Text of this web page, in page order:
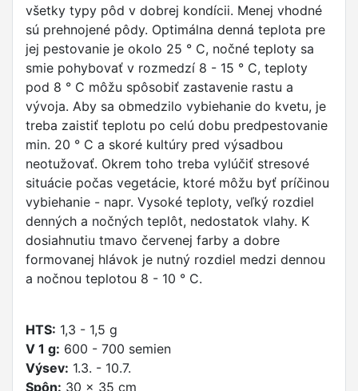
všetky typy pôd v dobrej kondícii. Menej vhodné
sú prehnojené pôdy. Optimálna denná teplota pre
jej pestovanie je okolo 25 ° C, nočné teploty sa
smie pohybovať v rozmedzí 8 - 15 ° C, teploty
pod 8 ° C môžu spôsobiť zastavenie rastu a
vývoja. Aby sa obmedzilo vybiehanie do kvetu, je
treba zaistiť teplotu po celú dobu predpestovanie
min. 20 ° C a skoré kultúry pred výsadbou
neotužovať. Okrem toho treba vylúčiť stresové
situácie počas vegetácie, ktoré môžu byť príčinou
vybiehanie - napr. Vysoké teploty, veľký rozdiel
denných a nočných teplôt, nedostatok vlahy. K
dosiahnutiu tmavo červenej farby a dobre
formovanej hlávok je nutný rozdiel medzi dennou
a nočnou teplotou 8 - 10 ° C.
HTS: 1,3 - 1,5 g
V 1 g: 600 - 700 semien
Výsev: 1.3. - 10.7.
Spôn: 30 x 35 cm